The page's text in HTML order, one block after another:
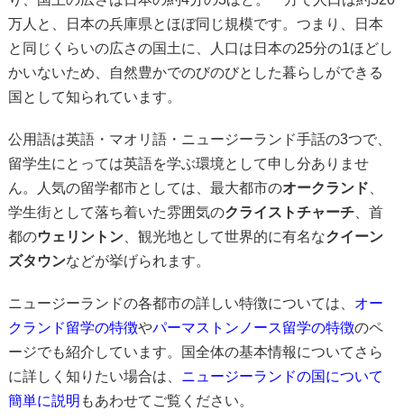
万人と、日本の兵庫県とほぼ同じ規模です。つまり、日本
と同じくらいの広さの国土に、人口は日本の25分の1ほどし
かいないため、自然豊かでのびのびとした暮らしができる
国として知られています。
公用語は英語・マオリ語・ニュージーランド手話の3つで、
留学生にとっては英語を学ぶ環境として申し分ありませ
ん。人気の留学都市としては、最大都市のオークランド
学生街として落ち着いた雰囲気のクライストチャーチ、首
都のウェリントン、観光地として世界的に有名なクイーン
ズタウンなどが挙げられます。
ニュージーランドの各都市の詳しい特徴については、 オー
クランド留学の特徴やパーマストンノース留学の特徴のペ
ージでも紹介しています。国全体の基本情報についてさら
に詳しく知りたい場合は、 ニュージーランドの国について
簡単に説明 もあわせてご覧ください。